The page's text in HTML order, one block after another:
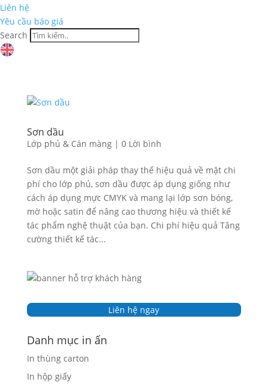
Liên hệ
Yêu cầu báo giá
Search
Sơn dầu
Lớp phủ & Cán màng| 0 Lời bình
Sơn dầu một giải pháp thay thế hiệu quả về mặt chi
phí cho lớp phủ, sơn dầu được áp dụng giống như
cách áp dụng mực CMYK và mang lại lớp sơn bóng,
mờ hoặc satin để nâng cao thương hiệu và thiết kế
tác phẩm nghệ thuật của bạn. Chi phí hiệu quả Tăng
cường thiết kế tác...
Liên hệ ngay
Danh mục in ấn
In thùng carton
In hộp giấy